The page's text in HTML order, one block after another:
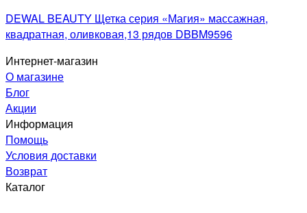
DEWAL BEAUTY Щетка серия «Магия» массажная,
квадратная, оливковая,13 рядов DBBM9596
Интернет-магазин
О магазине
Блог
Акции
Информация
Помощь
Условия доставки
Возврат
Каталог